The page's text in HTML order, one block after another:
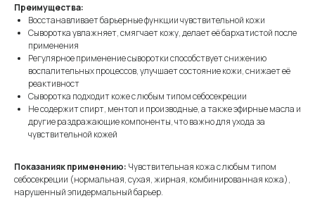
Преимущества:
Восстанавливает барьерные функции чувствительной кожи
Сыворотка увлажняет, смягчает кожу, делает её бархатистой после
применения
Регулярное применение сыворотки способствует снижению
воспалительных процессов, улучшает состояние кожи, снижает её
реактивност
Сыворотка подходит коже с любым типом себосекреции
Не содержит спирт, ментол и производные, а также эфирные масла и
другие раздражающие компоненты, что важно для ухода за
чувствительной кожей
Показанияк применению: Чувствительная кожа с любым типом
себосекреции (нормальная, сухая, жирная, комбинированная кожа),
нарушенный эпидермальный барьер.